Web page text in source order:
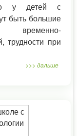
у детей с
быть большие
временно-
трудности при
>>> дальше